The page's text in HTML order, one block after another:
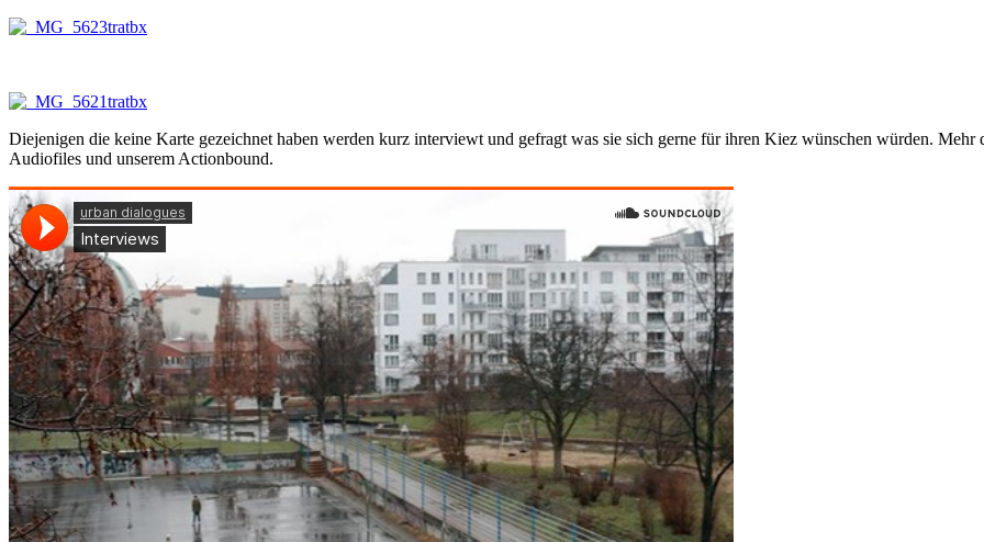
Diejenigen die keine Karte gezeichnet haben werden kurz interviewt und gefragt was sie sich gerne für ihren Kiez wünschen würden.
Audiofiles und unserem Actionbound.